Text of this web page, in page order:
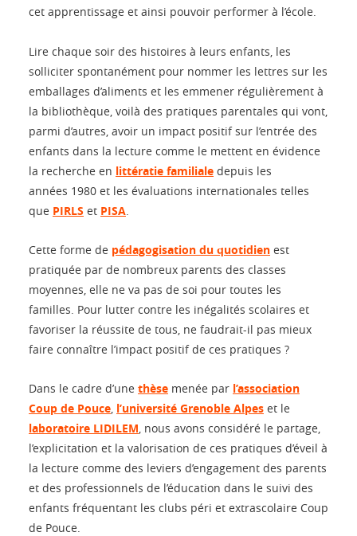
cet apprentissage et ainsi pouvoir performer à l’école.
Lire chaque soir des histoires à leurs enfants, les
solliciter spontanément pour nommer les lettres sur les
emballages d’aliments et les emmener régulièrement à
la bibliothèque, voilà des pratiques parentales qui vont,
parmi d’autres, avoir un impact positif sur l’entrée des
enfants dans la lecture comme le mettent en évidence
la recherche en littératie familiale depuis les
années 1980 et les évaluations internationales telles
que PIRLS et PISA
Cette forme de pédagogisation du quotidien est
pratiquée par de nombreux parents des classes
moyennes, elle ne va pas de soi pour toutes les
familles. Pour lutter contre les inégalités scolaires et
favoriser la réussite de tous, ne faudrait-il pas mieux
faire connaître l’impact positif de ces pratiques ?
Dans le cadre d’une thèse menée par l’association
Coup de Pouce l’université Grenoble Alpes et le
laboratoire LIDILEM , nous avons considéré le partage,
l’explicitation et la valorisation de ces pratiques d’éveil à
la lecture comme des leviers d’engagement des parents
et des professionnels de l’éducation dans le suivi des
enfants fréquentant les clubs péri et extrascolaire Coup
de Pouce.